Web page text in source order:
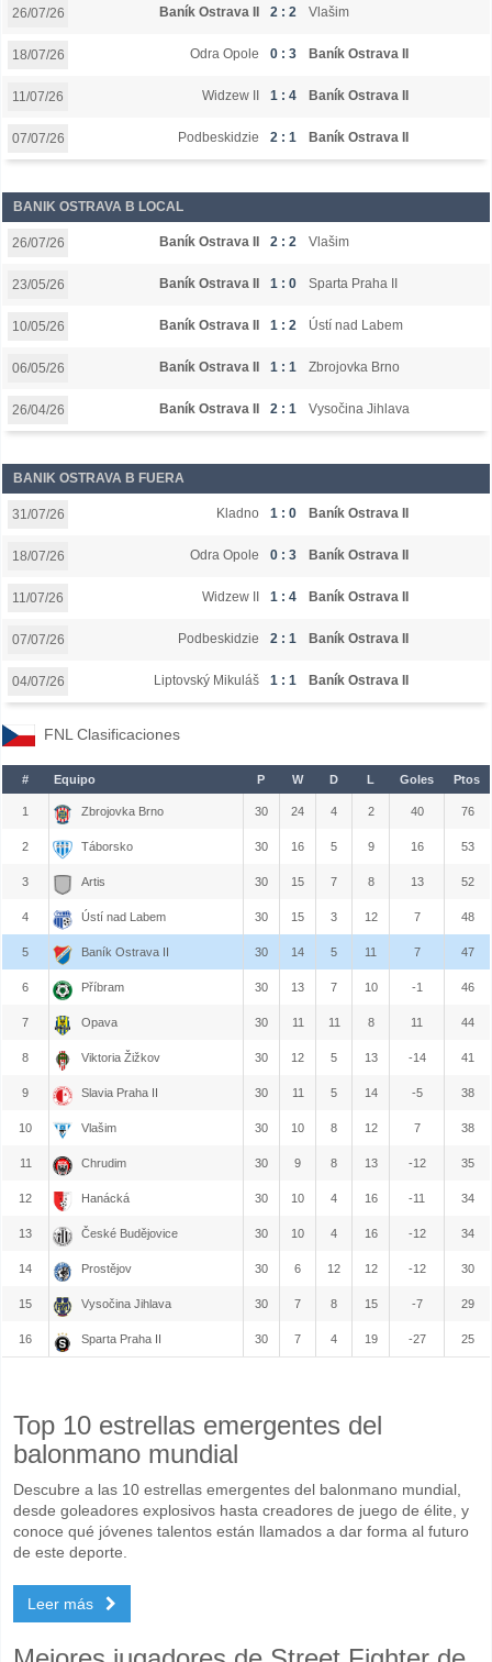
26/07/26 Baník Ostrava II 2 : 2 Vlašim
18/07/26 Odra Opole 0 : 3 Baník Ostrava II
11/07/26 Widzew II 1 : 4 Baník Ostrava II
07/07/26 Podbeskidzie 2 : 1 Baník Ostrava II
BANIK OSTRAVA B LOCAL
26/07/26 Baník Ostrava II 2 : 2 Vlašim
23/05/26 Baník Ostrava II 1 : 0 Sparta Praha II
10/05/26 Baník Ostrava II 1 : 2 Ústí nad Labem
06/05/26 Baník Ostrava II 1 : 1 Zbrojovka Brno
26/04/26 Baník Ostrava II 2 : 1 Vysočina Jihlava
BANIK OSTRAVA B FUERA
31/07/26 Kladno 1 : 0 Baník Ostrava II
18/07/26 Odra Opole 0 : 3 Baník Ostrava II
11/07/26 Widzew II 1 : 4 Baník Ostrava II
07/07/26 Podbeskidzie 2 : 1 Baník Ostrava II
04/07/26 Liptovský Mikuláš 1 : 1 Baník Ostrava II
FNL Clasificaciones
# Equipo P W D L Goles Ptos
1 Zbrojovka Brno 30 24 4 2 40 76
2 Táborsko 30 16 5 9 16 53
3 Artis 30 15 7 8 13 52
4 Ústí nad Labem 30 15 3 12 7 48
5 Baník Ostrava II 30 14 5 11 7 47
6 Příbram 30 13 7 10 -1 46
7 Opava 30 11 11 8 11 44
8 Viktoria Žižkov 30 12 5 13 -14 41
9 Slavia Praha II 30 11 5 14 -5 38
10 Vlašim 30 10 8 12 7 38
11 Chrudim 30 9 8 13 -12 35
12 Hanácká 30 10 4 16 -11 34
13 České Budějovice 30 10 4 16 -12 34
14 Prostějov 30 6 12 12 -12 30
15 Vysočina Jihlava 30 7 8 15 -7 29
16 Sparta Praha II 30 7 4 19 -27 25
Top 10 estrellas emergentes del
balonmano mundial
Descubre a las 10 estrellas emergentes del balonmano mundial,
desde goleadores explosivos hasta creadores de juego de élite, y
conoce qué jóvenes talentos están llamados a dar forma al futuro
de este deporte.
Leer más